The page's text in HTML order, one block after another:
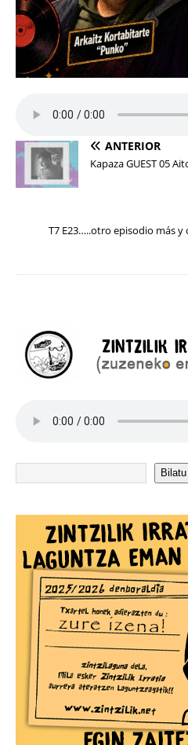
ANTERIOR
Kapaza GUEST 05
T7 E23…..otro episodio más
Bilatu